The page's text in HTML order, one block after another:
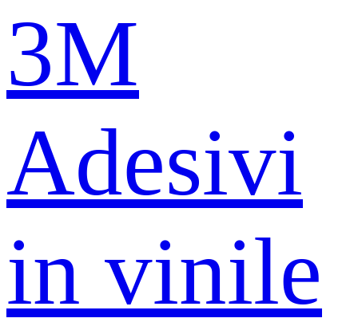
3M
Adesivi
in ​​vinile